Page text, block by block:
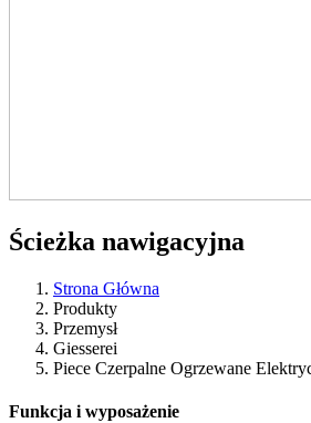
Ścieżka nawigacyjna
Strona Główna
Produkty
Przemysł
Giesserei
Piece Czerpalne Ogrzewane
Funkcja i wyposażenie